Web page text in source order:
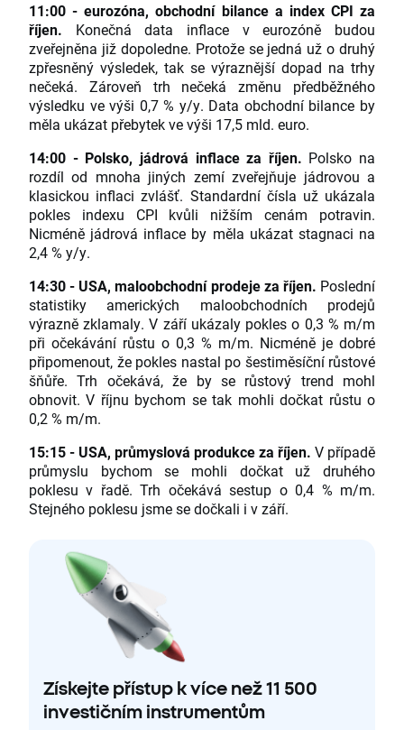
11:00 - eurozóna, obchodní bilance a index CPI za
říjen. Konečná data inflace v eurozóně budou
zveřejněna již dopoledne. Protože se jedná už o druhý
zpřesněný výsledek, tak se výraznější dopad na trhy
nečeká. Zároveň trh nečeká změnu předběžného
výsledku ve výši 0,7 % y/y. Data obchodní bilance by
měla ukázat přebytek ve výši 17,5 mld. euro.
14:00 - Polsko, jádrová inflace za říjen. Polsko na
rozdíl od mnoha jiných zemí zveřejňuje jádrovou a
klasickou inflaci zvlášť. Standardní čísla už ukázala
pokles indexu CPI kvůli nižším cenám potravin.
Nicméně jádrová inflace by měla ukázat stagnaci na
2,4 % y/y.
14:30 - USA, maloobchodní prodeje za říjen. Poslední
statistiky amerických maloobchodních prodejů
výrazně zklamaly. V září ukázaly pokles o 0,3 % m/m
při očekávání růstu o 0,3 % m/m. Nicméně je dobré
připomenout, že pokles nastal po šestiměsíční růstové
šňůře. Trh očekává, že by se růstový trend mohl
obnovit. V říjnu bychom se tak mohli dočkat růstu o
0,2 % m/m.
15:15 - USA, průmyslová produkce za říjen. V případě
průmyslu bychom se mohli dočkat už druhého
poklesu v řadě. Trh očekává sestup o 0,4 % m/m.
Stejného poklesu jsme se dočkali i v září.
Získejte přístup k více než 11 500
investičním instrumentům